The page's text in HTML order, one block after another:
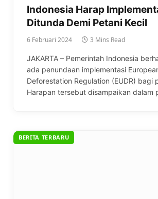
Indonesia Harap
Ditunda Demi Petani Kecil
6 Februari 2024 3 Mins Read
JAKARTA – Pemerintah Indonesia
ada penundaan implementasi
Deforestation Regulation (EUDR) bagi
Harapan tersebut disampaikan dalam
BERITA TERBARU